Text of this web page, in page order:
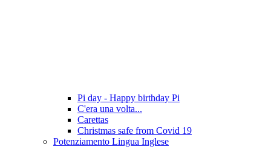
Pi day - Happy birthday Pi
C'era una volta...
Carettas
Christmas safe from Covid 19
Potenziamento Lingua Inglese